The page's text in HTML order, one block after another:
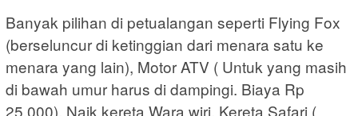
Banyak pilihan di petualangan seperti Flying Fox
(berseluncur di ketinggian dari menara satu ke
menara yang lain), Motor ATV ( Untuk yang masih
di bawah umur harus di dampingi. Biaya Rp
25.000), Naik kereta Wara wiri, Kereta Safari (